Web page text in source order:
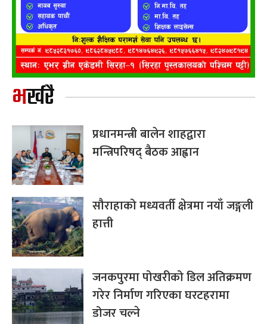
भर्खरै
प्रधानमन्त्री बालेन शाहद्वारा
मन्त्रिपरिषद् बैठक आह्वान
सौराहाको मध्यवर्ती क्षेत्रमा नयाँ जङ्गली
हात्ती
जनकपुरमा पोखरीको डिल अतिक्रमण
गरेर निर्माण गरिएका घरटहरामा
डोजर चल्ने